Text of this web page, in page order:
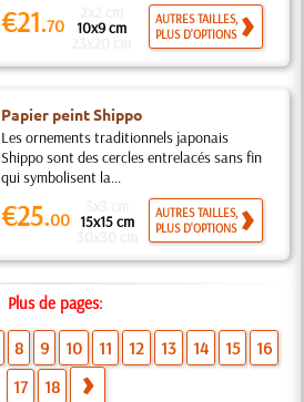
€21.70 10x9 cm
AUTRES TAILLES,
PLUS D'OPTIONS
Papier peint Shippo
Les ornements traditionnels japonais
Shippo sont des cercles entrelacés sans fin
qui symbolisent la...
€25.00 15x15 cm
AUTRES TAILLES,
PLUS D'OPTIONS
Plus de pages:
8 9 10 11 12 13 14 15
16
17
18